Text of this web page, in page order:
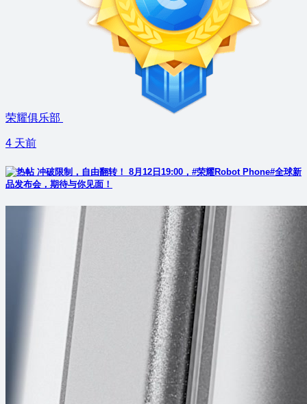
荣耀俱乐部
4 天前
冲破限制，自由翻转！ 8月12日19:00，#荣耀Robot Phone#全球新
品发布会，期待与你见面！